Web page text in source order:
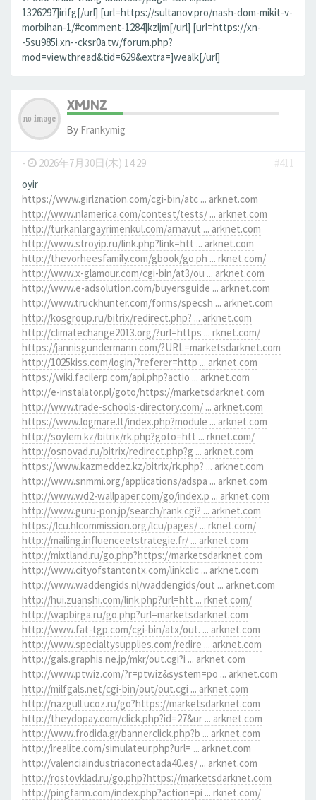
1326297]irifg[/url] [url=https://sultanov.pro/nash-dom-mikit-v-
morbihan-1/#comment-1284]kzljm[/url] [url=https://xn-
-5su985i.xn--cksr0a.tw/forum.php?
mod=viewthread&tid=629&extra=]wealk[/url]
XMJNZ
By Frankymig
- 2026年7月30日(木) 14:29
#411
oyir
https://www.girlznation.com/cgi-bin/atc ... arknet.com
http://www.nlamerica.com/contest/tests/ ... arknet.com
http://turkanlargayrimenkul.com/arnavut ... arknet.com
http://www.stroyip.ru/link.php?link=htt ... arknet.com
http://thevorheesfamily.com/gbook/go.ph ... rknet.com/
http://www.x-glamour.com/cgi-bin/at3/ou ... arknet.com
http://www.e-adsolution.com/buyersguide ... arknet.com
http://www.truckhunter.com/forms/specsh ... arknet.com
http://kosgroup.ru/bitrix/redirect.php? ... arknet.com
http://climatechange2013.org/?url=https ... rknet.com/
https://jannisgundermann.com/?URL=marketsdarknet.com
http://1025kiss.com/login/?referer=http ... arknet.com
https://wiki.facilerp.com/api.php?actio ... arknet.com
http://e-instalator.pl/goto/https://marketsdarknet.com
http://www.trade-schools-directory.com/ ... arknet.com
https://www.logmare.lt/index.php?module ... arknet.com
http://soylem.kz/bitrix/rk.php?goto=htt ... rknet.com/
http://osnovad.ru/bitrix/redirect.php?g ... arknet.com
https://www.kazmeddez.kz/bitrix/rk.php? ... arknet.com
http://www.snmmi.org/applications/adspa ... arknet.com
http://www.wd2-wallpaper.com/go/index.p ... arknet.com
http://www.guru-pon.jp/search/rank.cgi? ... arknet.com
https://lcu.hlcommission.org/lcu/pages/ ... rknet.com/
http://mailing.influenceetstrategie.fr/ ... arknet.com
http://mixtland.ru/go.php?https://marketsdarknet.com
http://www.cityofstantontx.com/linkclic ... arknet.com
http://www.waddengids.nl/waddengids/out ... arknet.com
http://hui.zuanshi.com/link.php?url=htt ... rknet.com/
http://wapbirga.ru/go.php?url=marketsdarknet.com
http://www.fat-tgp.com/cgi-bin/atx/out. ... arknet.com
http://www.specialtysupplies.com/redire ... arknet.com
http://gals.graphis.ne.jp/mkr/out.cgi?i ... arknet.com
http://www.ptwiz.com/?r=ptwiz&system=po ... arknet.com
http://milfgals.net/cgi-bin/out/out.cgi ... arknet.com
http://nazgull.ucoz.ru/go?https://marketsdarknet.com
http://theydopay.com/click.php?id=27&ur ... arknet.com
http://www.frodida.gr/bannerclick.php?b ... arknet.com
http://irealite.com/simulateur.php?url= ... arknet.com
http://valenciaindustriaconectada40.es/ ... arknet.com
http://rostovklad.ru/go.php?https://marketsdarknet.com
http://pingfarm.com/index.php?action=pi ... rknet.com/